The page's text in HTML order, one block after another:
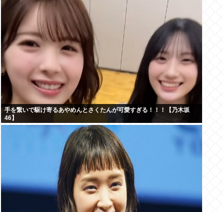
手を繋いで駆け寄るあやめんとさくたんが可愛すぎる！！！【乃木坂
46】